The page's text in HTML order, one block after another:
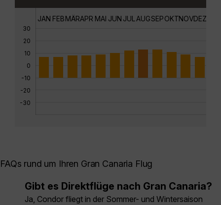
30
20
10
0
-10
-20
-30
JAN FEBMÄRAPR MAI JUN JUL AUGSEPOKTNOVDEZ
FAQs rund um Ihren Gran Canaria Flug
Gibt es Direktflüge nach Gran Canaria?
Ja, Condor fliegt in der Sommer- und Wintersaison